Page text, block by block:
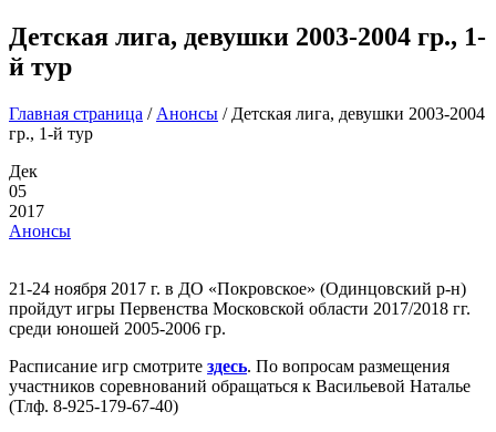
Детская лига, девушки 2003-2004 гр., 1-
й тур
Главная страница / Анонсы / Детская лига, девушки 2003-2004
гр., 1-й тур
Дек
05
2017
Анонсы
21-24 ноября 2017 г. в ДО «Покровское» (Одинцовский р-н)
пройдут игры Первенства Московской области 2017/2018 гг.
среди юношей 2005-2006 гр.
Расписание игр смотрите здесь. По вопросам размещения
участников соревнований обращаться к Васильевой Наталье
(Тлф. 8-925-179-67-40)